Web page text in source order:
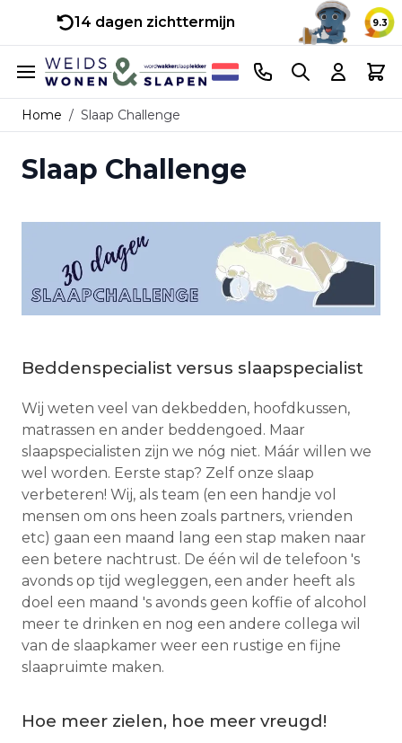
14 dagen zichttermijn 9.3
Ga naar de inhoud
Telefoonnummer
Search Cart
Home / Slaap Challenge
Slaap Challenge
Beddenspecialist versus slaapspecialist
Wij weten veel van dekbedden, hoofdkussen,
matrassen en ander beddengoed. Maar
slaapspecialisten zijn we nóg niet. Máár willen we
wel worden. Eerste stap? Zelf onze slaap
verbeteren! Wij, als team (en een handje vol
mensen om ons heen zoals partners, vrienden
etc) gaan een maand lang een stap maken naar
een betere nachtrust. De één wil de telefoon 's
avonds op tijd wegleggen, een ander heeft als
doel een maand 's avonds geen koffie of alcohol
meer te drinken en nog een andere collega wil
van de slaapkamer weer een rustige en fijne
slaapruimte maken.
Hoe meer zielen, hoe meer vreugd!